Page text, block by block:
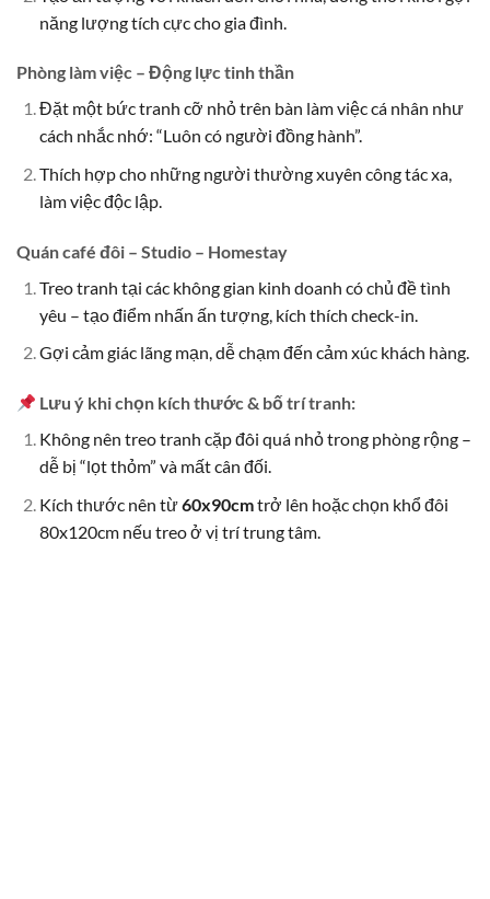
năng lượng tích cực cho gia đình.
Phòng làm việc – Động lực tinh thần
Đặt một bức tranh cỡ nhỏ trên bàn làm việc cá nhân như
cách nhắc nhớ: “Luôn có người đồng hành”.
Thích hợp cho những người thường xuyên công tác xa,
làm việc độc lập.
Quán café đôi – Studio – Homestay
Treo tranh tại các không gian kinh doanh có chủ đề tình
yêu – tạo điểm nhấn ấn tượng, kích thích check-in.
Gợi cảm giác lãng mạn, dễ chạm đến cảm xúc khách hàng.
Lưu ý khi chọn kích thước & bố trí tranh:
Không nên treo tranh cặp đôi quá nhỏ trong phòng rộng –
dễ bị “lọt thỏm” và mất cân đối.
Kích thước nên từ60x90cmtrở lên hoặc chọn khổ đôi
80x120cm nếu treo ở vị trí trung tâm.